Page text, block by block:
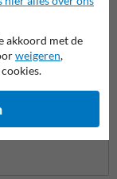
akkoord met de
weigeren,